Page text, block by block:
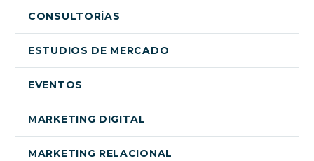
CONSULTORÍAS
ESTUDIOS DE MERCADO
EVENTOS
MARKETING DIGITAL
MARKETING RELACIONAL